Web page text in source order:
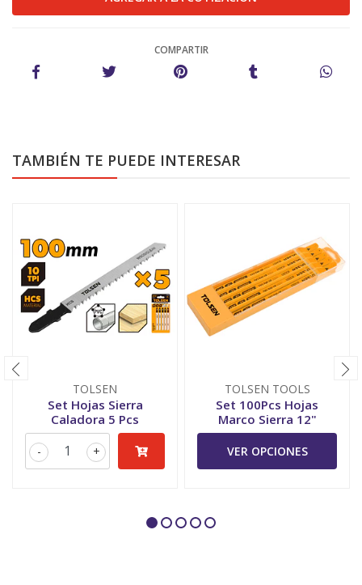
COMPARTIR
TAMBIÉN TE PUEDE INTERESAR
TOLSEN
Set Hojas Sierra
Caladora 5 Pcs
+
-
TOLSEN TOOLS
Set 100Pcs Hojas
Marco Sierra 12"
VER OPCIONES